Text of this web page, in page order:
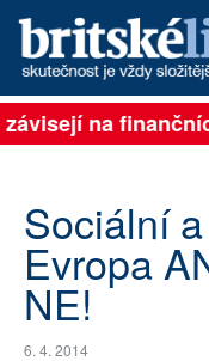
PŘIHLÁSIT
ARCHIV
ROZHOVORY
TÉMATA
na
Sociální
Evropa
NE!
6. 4. 2014